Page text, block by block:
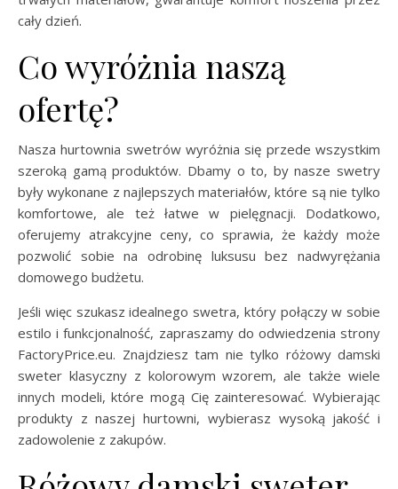
cały dzień.
Co wyróżnia naszą
ofertę?
Nasza hurtownia swetrów wyróżnia się przede wszystkim
szeroką gamą produktów. Dbamy o to, by nasze swetry
były wykonane z najlepszych materiałów, które są nie tylko
komfortowe, ale też łatwe w pielęgnacji. Dodatkowo,
oferujemy atrakcyjne ceny, co sprawia, że każdy może
pozwolić sobie na odrobinę luksusu bez nadwyrężania
domowego budżetu.
Jeśli więc szukasz idealnego swetra, który połączy w sobie
estilo i funkcjonalność, zapraszamy do odwiedzenia strony
FactoryPrice.eu. Znajdziesz tam nie tylko różowy damski
sweter klasyczny z kolorowym wzorem, ale także wiele
innych modeli, które mogą Cię zainteresować. Wybierając
produkty z naszej hurtowni, wybierasz wysoką jakość i
zadowolenie z zakupów.